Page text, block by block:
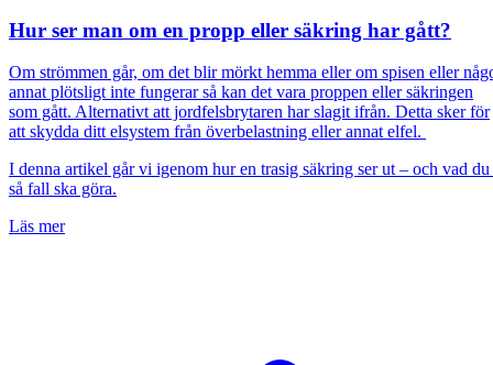
Hur ser man om en propp eller säkring har gått?
Om strömmen går, om det blir mörkt hemma eller om spisen eller
annat plötsligt inte fungerar så kan det vara proppen eller säkringen
som gått. Alternativt att jordfelsbrytaren har slagit ifrån. Detta sker för
att skydda ditt elsystem från överbelastning eller annat elfel.
I denna artikel går vi igenom hur en trasig säkring ser ut – och vad
så fall ska göra.
Läs mer